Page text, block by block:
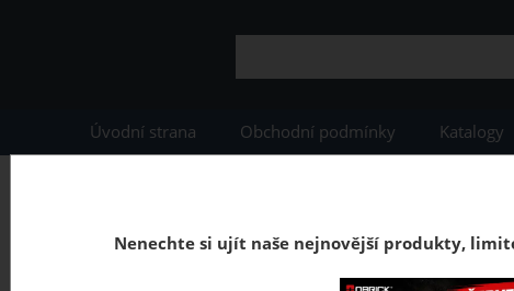
Úvodní strana Obchodní podmínky Katalogy
Korkový stěnový
Nenechte si ujít naše nejnovější produkty,